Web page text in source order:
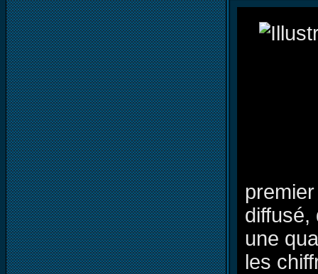
diffusé,
une
les